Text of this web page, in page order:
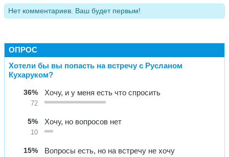
Нет комментариев. Ваш будет первым!
ОПРОС
Хотели бы вы попасть на встречу с Русланом
Кухаруком?
36%
72
Хочу, и у меня есть что спросить
5%
10
Хочу, но вопросов нет
15% Вопросы есть, но на встречу не хочу